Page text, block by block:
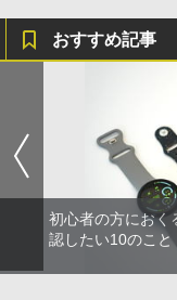
おすすめ記事
初心者の方におく
認したい10のこと